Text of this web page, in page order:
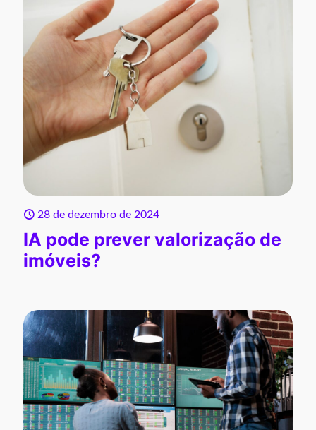
28 de dezembro de 2024
IA pode prever valorização de
imóveis?